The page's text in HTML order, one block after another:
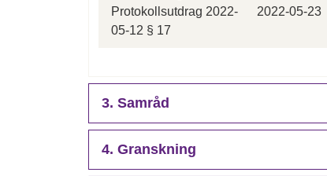
Protokollsutdrag 2022-
05-12 § 17
2022-05-23
3. Samråd
4. Granskning